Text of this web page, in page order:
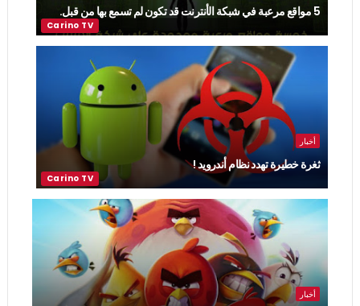
5 مواقع مرعبة في شبكة الأنترنت قد تكون لم تسمع بها من قبل.
أخبار
ثغرة خطيرة تهدد نظام أندرويد !
أخبار